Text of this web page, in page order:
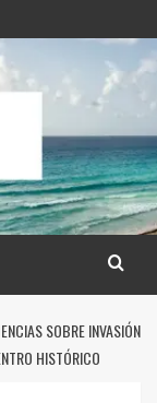
SOBRE INVASIÓN
HISTÓRICO